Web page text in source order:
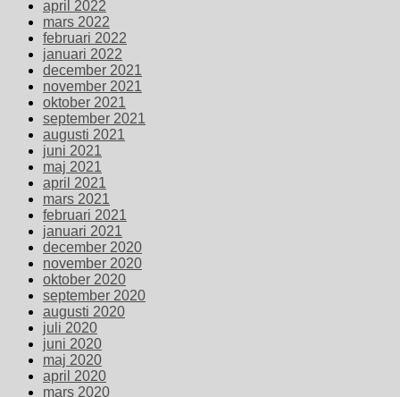
april 2022
mars 2022
februari 2022
januari 2022
december 2021
november 2021
oktober 2021
september 2021
augusti 2021
juni 2021
maj 2021
april 2021
mars 2021
februari 2021
januari 2021
december 2020
november 2020
oktober 2020
september 2020
augusti 2020
juli 2020
juni 2020
maj 2020
april 2020
mars 2020